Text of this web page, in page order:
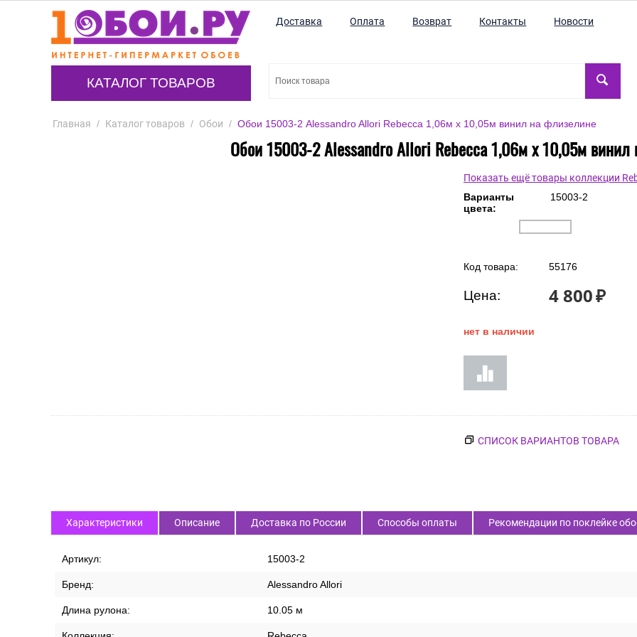
КАТАЛОГ ТОВАРОВ
Доставка Оплата Возврат Контакты Новости
Главная / Каталог товаров / Обои / Обои 15003-2 Alessandro Allori Rebecca 1,06м х 10,05м винил на флизелине
Обои 15003-2 Alessandro Allori Rebecca 1,06м х 10,05м
Показать ещё товары коллекции
Варианты
цвета:
15003-2
Код товара: 55176
Цена: 4 800₽
нет в наличии
СПИСОК ВАРИАНТОВ ТОВАРА
Характеристики Описание Доставка по России Способы оплаты Рекомендации по поклейке
Артикул: 15003-2
Бренд: Alessandro Allori
Длина рулона: 10.05 м